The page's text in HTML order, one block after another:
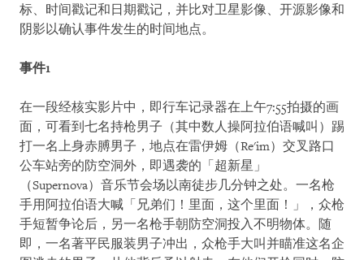
标、时间戳记和日期戳记，并比对卫星影像、开源影像和
阴影以确认事件发生的时间地点。
事件1
在一段经核实影片中，即行车记录器在上午7:55拍摄的画
面，可看到七名持枪男子（其中数人操阿拉伯语喊叫）踢
打一名上身赤膊男子，地点在雷伊姆（Re'im）交叉路口
公车站旁的防空洞外，即遇袭的「超新星」
（Supernova）音乐节会场以南徒步几分钟之处。一名枪
手用阿拉伯语大喊「兄弟们！里面，这个里面！」，众枪
手短暂争论后，另一名枪手朝防空洞投入不明物体。随
即，一名著平民服装男子冲出，众枪手大叫并瞄准这名企